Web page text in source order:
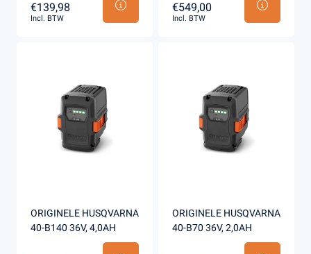
€139,98
Incl. BTW
€549,00
Incl. BTW
ORIGINELE HUSQVARNA
40-B140 36V, 4,0AH
ORIGINELE HUSQVARNA
40-B70 36V, 2,0AH